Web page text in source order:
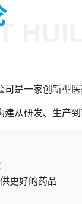
司是一家创新型医
从研发、生产
更好的药品